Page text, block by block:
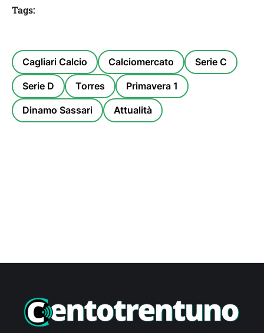
Tags:
Cagliari Calcio Calciomercato Serie C
Serie D Torres Primavera 1
Dinamo Sassari Attualità